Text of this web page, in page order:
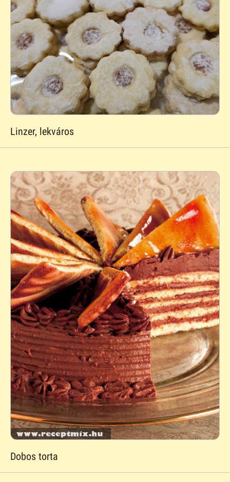
Linzer, lekváros
Dobos torta